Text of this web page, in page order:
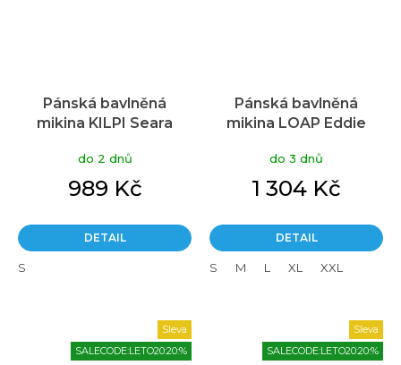
Pánská bavlněná
mikina KILPI Seara
do 2 dnů
989 Kč
DETAIL
S
Pánská bavlněná
mikina LOAP Eddie
do 3 dnů
1 304 Kč
DETAIL
S M L XL XXL
Sleva
SALECODE:LETO20:20:%
Sleva
SALECODE:LETO20:20:%